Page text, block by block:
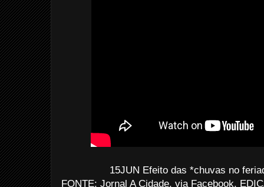
15JUN Efeito das *chuvas no
FONTE: Jornal A Cidade, via Facebook.